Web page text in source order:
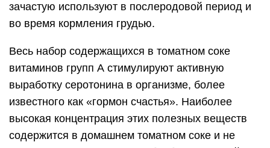
зачастую используют в послеродовой период и
во время кормления грудью.
Весь набор содержащихся в томатном соке
витаминов групп А стимулируют активную
выработку серотонина в организме, более
известного как «гормон счастья». Наиболее
высокая концентрация этих полезных веществ
содержится в домашнем томатном соке и не